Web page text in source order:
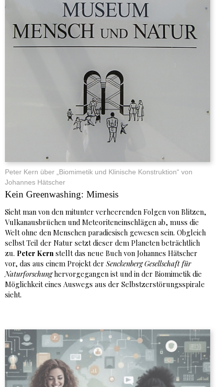
Peter Kern über „Biomimetik und Klinische Konstruktion“ von
Johannes Hätscher
Kein Greenwashing: Mimesis
Sieht man von den mitunter verheerenden Folgen von Blitzen,
Vulkanausbrüchen und Meteoriteneinschlägen ab, muss die
Welt ohne den Menschen paradiesisch gewesen sein. Obgleich
selbst Teil der Natur setzt dieser dem Planeten beträchtlich
zu. Peter Kern stellt das neue Buch von Johannes Hätscher
vor, das aus einem Projekt derSenckenberg Gesellschaft für
Naturforschunghervorgegangen ist und in der Biomimetik die
Möglichkeit eines Auswegs aus der Selbstzerstörungsspirale
sieht.